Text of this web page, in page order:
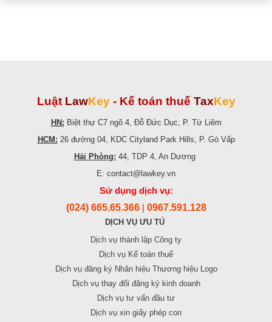
Luật LawKey - Kế toán thuế TaxKey
HN: Biệt thự C7 ngõ 4, Đỗ Đức Dục, P. Từ Liêm
HCM: 26 đường 04, KDC Cityland Park Hills, P. Gò Vấp
Hải Phòng: 44, TDP 4, An Dương
E: contact@lawkey.vn
Sử dụng dịch vụ:
(024) 665.65.366 0967.591.128
DỊCH VỤ ƯU TÚ
Dịch vụ thành lập Công ty
Dịch vụ Kế toán thuế
Dịch vụ đăng ký Nhãn hiệu Thương hiệu Logo
Dịch vụ thay đổi đăng ký kinh doanh
Dịch vụ tư vấn đầu tư
Dịch vụ xin giấy phép con